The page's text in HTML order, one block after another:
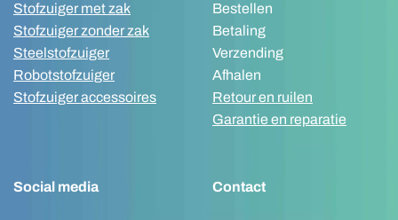
Stofzuiger met zak
Stofzuiger zonder zak
Steelstofzuiger
Robotstofzuiger
Stofzuiger accessoires
Bestellen
Betaling
Verzending
Afhalen
Retour en ruilen
Garantie en reparatie
Social media Contact